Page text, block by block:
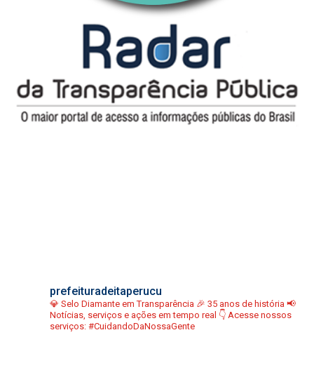
prefeituradeitaperucu
💎 Selo Diamante em Transparência 🎉 35 anos de história 📢
Notícias, serviços e ações em tempo real 👇 Acesse nossos
serviços: #CuidandoDaNossaGente